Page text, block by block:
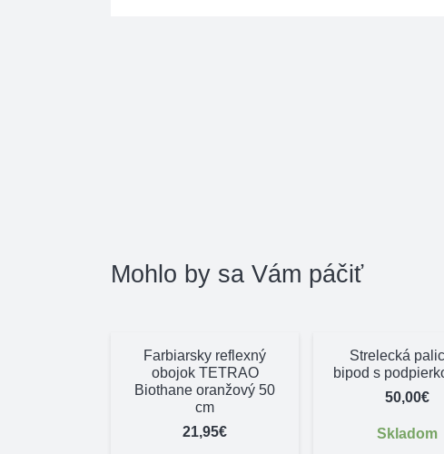
Mohlo by sa Vám páčiť
Farbiarsky reflexný
obojok TETRAO
Biothane oranžový 50
cm
21,95€
Strelecká
bipod s
50,00€
Skladom